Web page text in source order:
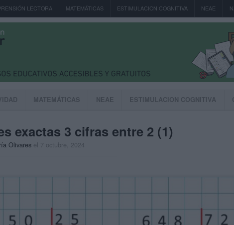
LECTORA MATEMÁTICAS ESTIMULACION COGNITIVA NEAE
MATEMÁTICAS NEAE ESTIMULACION COGNITIVA
exactas 3 cifras entre 2 (1)
Olivares el 7 octubre, 2024